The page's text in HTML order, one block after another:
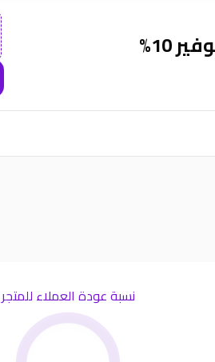
نسبة عودة العملاء للمتجر